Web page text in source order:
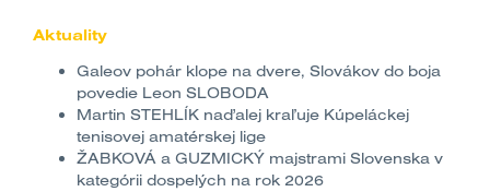
Aktuality
Galeov pohár klope na dvere, Slovákov do boja
povedie Leon SLOBODA
Martin STEHLÍK naďalej kraľuje Kúpeláckej
tenisovej amatérskej lige
ŽABKOVÁ a GUZMICKÝ majstrami Slovenska v
kategórii dospelých na rok 2026